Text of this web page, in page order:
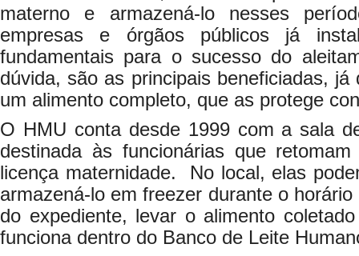
materno e armazená-lo nesses
empresas e órgãos públicos já
fundamentais para o sucesso do
dúvida, são as principais beneficiadas,
um alimento completo, que as protege
O HMU conta desde 1999 com a sala
destinada às funcionárias que
licença maternidade. No local, elas
armazená-lo em freezer durante o
do expediente, levar o alimento
funciona dentro do Banco de Leite